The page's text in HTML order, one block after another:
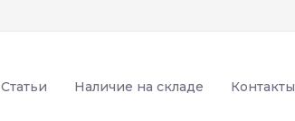
Статьи Наличие на складе Контакты